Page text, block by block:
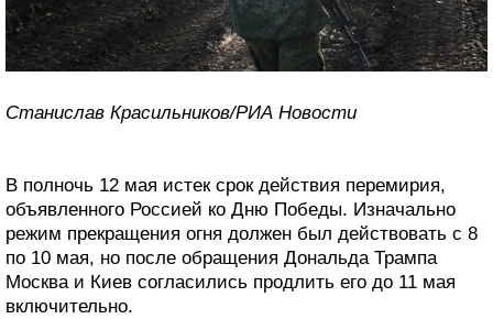
Станислав Красильников/РИА Новости
В полночь 12 мая истек срок действия перемирия,
объявленного Россией ко Дню Победы. Изначально
режим прекращения огня должен был действовать с 8
по 10 мая, но после обращения Дональда Трампа
Москва и Киев согласились продлить его до 11 мая
включительно.